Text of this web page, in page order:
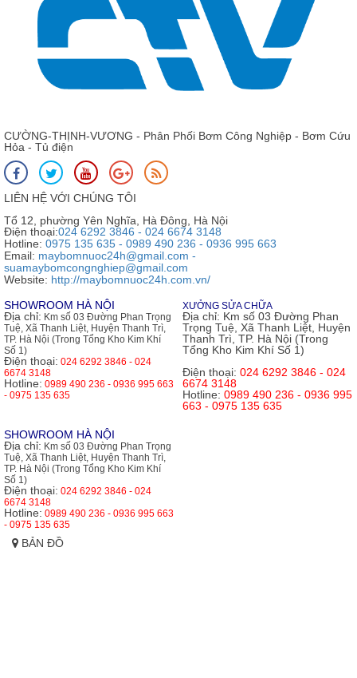
CƯỜNG-THỊNH-VƯƠNG - Phân Phối Bơm Công Nghiệp - Bơm Cứu
Hỏa - Tủ điện
LIÊN HỆ VỚI CHÚNG TÔI
Tổ 12, phường Yên Nghĩa, Hà Đông, Hà Nội
Điện thoại:024 6292 3846 - 024 6674 3148
Hotline: 0975 135 635 - 0989 490 236 - 0936 995 663
Email: maybomnuoc24h@gmail.com -
suamaybomcongnghiep@gmail.com
Website: http://maybomnuoc24h.com.vn/
SHOWROOM HÀ NỘI
Địa chỉ: Km số 03 Đường Phan Trọng
Tuệ, Xã Thanh Liệt, Huyện Thanh Trì,
TP. Hà Nội (Trong Tổng Kho Kim Khí
Số 1)
Điện thoại: 024 6292 3846 - 024
6674 3148
Hotline: 0989 490 236 - 0936 995 663
- 0975 135 635
XƯỞNG SỬA CHỮA
Địa chỉ: Km số 03 Đường Phan
Trọng Tuệ, Xã Thanh Liệt, Huyện
Thanh Trì, TP. Hà Nội (Trong
Tổng Kho Kim Khí Số 1)
Điện thoại: 024 6292 3846 - 024
6674 3148
Hotline: 0989 490 236 - 0936 995
663 - 0975 135 635
SHOWROOM HÀ NỘI
Địa chỉ: Km số 03 Đường Phan Trọng
Tuệ, Xã Thanh Liệt, Huyện Thanh Trì,
TP. Hà Nội (Trong Tổng Kho Kim Khí
Số 1)
Điện thoại: 024 6292 3846 - 024
6674 3148
Hotline: 0989 490 236 - 0936 995 663
- 0975 135 635
BẢN ĐỒ